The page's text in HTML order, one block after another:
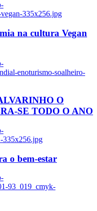
335x256.jpg
na cultura Vegan
enoturismo-soalheiro-
O
SE TODO O ANO
335x256.jpg
o bem-estar
93_019_cmyk-